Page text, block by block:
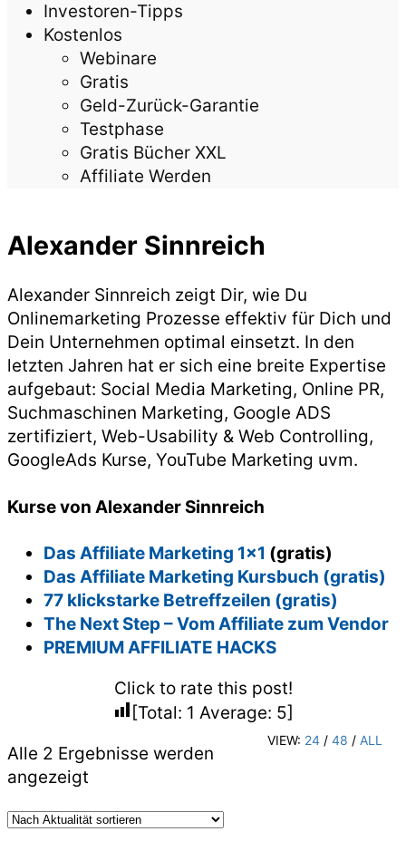
Investoren-Tipps
Kostenlos
Webinare
Gratis
Geld-Zurück-Garantie
Testphase
Gratis Bücher XXL
Affiliate Werden
Alexander Sinnreich
Alexander Sinnreich zeigt Dir, wie Du
Onlinemarketing Prozesse effektiv für Dich und
Dein Unternehmen optimal einsetzt. In den
letzten Jahren hat er sich eine breite Expertise
aufgebaut: Social Media Marketing, Online PR,
Suchmaschinen Marketing, Google ADS
zertifiziert, Web-Usability & Web Controlling,
GoogleAds Kurse, YouTube Marketing uvm.
Kurse von Alexander Sinnreich
Das Affiliate Marketing 1×1 (gratis)
Das Affiliate Marketing Kursbuch (gratis)
77 klickstarke Betreffzeilen (gratis)
The Next Step – Vom Affiliate zum Vendor
PREMIUM AFFILIATE HACKS
Click to rate this post!
[Total: 1 Average: 5]
VIEW: 24 / 48 / ALL
Alle 2 Ergebnisse werden
angezeigt
sortiert